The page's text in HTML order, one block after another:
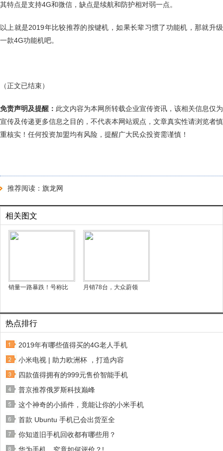
其特点是支持4G和微信，缺点是续航和防护相对弱一点。
以上就是2019年比较推荐的按键机，如果长辈习惯了功能机，那就升级
一款4G功能机吧。
（正文已结束）
免责声明及提醒： 此文内容为本网所转载企业宣传资讯，该相关信息仅为
宣传及传递更多信息之目的，不代表本网站观点，文章真实性请浏览者慎
重核实！任何投资加盟均有风险，提醒广大民众投资需谨慎！
推荐阅读： 旗龙网
相关图文
销量一路暴跌！号称比 月销78台，大众蔚领
热点排行
2019年有哪些值得买的4G老人手机
小米电视 | 助力欧洲杯 ，打造内容
四款值得拥有的999元售价智能手机
普京推荐俄罗斯科技巅峰
这个神奇的小插件，竟能让你的小米手机
首款 Ubuntu 手机已会出货至全
你知道旧手机回收都有哪些用？